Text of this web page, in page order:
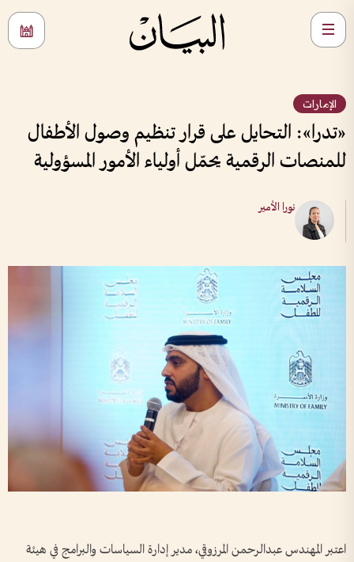
الإمارات
«تدرا»: التحايل على قرار تنظيم وصول الأطفال
للمنصات الرقمية يحمّل أولياء الأمور المسؤولية
نورا الأمير
اعتبر المهندس عبدالرحمن المرزوقي، مدير إدارة السياسات والبرامج في هيئة